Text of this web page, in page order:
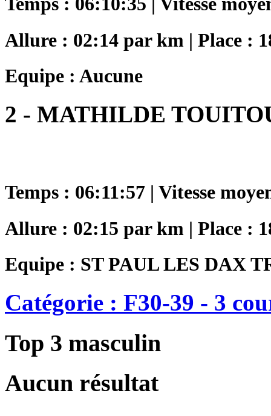
Allure : 02:14 par km | Place :
Equipe : Aucune
2 - MATHILDE
Temps : 06:11:57 | Vitesse
Allure : 02:15 par km | Place :
Equipe : ST PAUL LES DAX
Catégorie : F30-39 - 3
Top 3 masculin
Aucun résultat